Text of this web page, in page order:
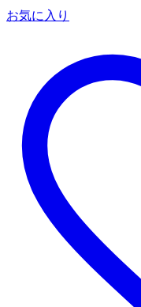
お気に入り